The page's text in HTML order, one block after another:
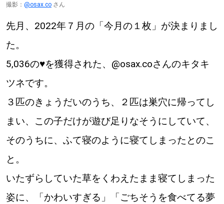
撮影： @osax.coさん
先月、2022年７月の「今月の１枚」が決まりまし
た。
5,036の♥️を獲得された、@osax.coさんのキタキ
ツネです。
３匹のきょうだいのうち、２匹は巣穴に帰ってし
まい、この子だけが遊び足りなそうにしていて、
そのうちに、ふて寝のように寝てしまったとのこ
と。
いたずらしていた草をくわえたまま寝てしまった
姿に、「かわいすぎる」「ごちそうを食べてる夢